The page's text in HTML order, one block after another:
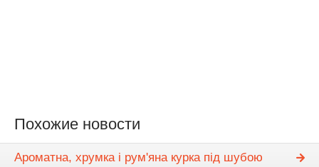
Похожие новости
Ароматна, хрумка і рум'яна курка під шубою